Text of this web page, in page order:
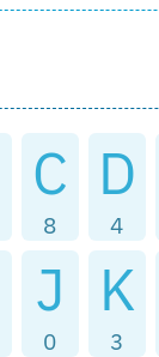
C
8
D
4
J
0
K
3